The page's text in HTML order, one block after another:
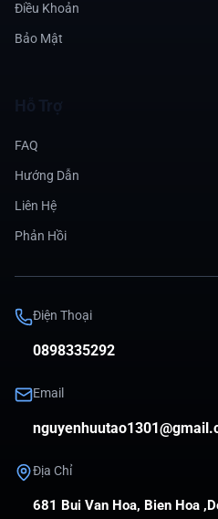
Điều Khoản
Bảo Mật
Hỗ Trợ
FAQ
Hướng Dẫn
Liên Hệ
Phản Hồi
Điện Thoại
0898335292
Email
Địa Chỉ
681 Bui Van Hoa, Bien Hoa